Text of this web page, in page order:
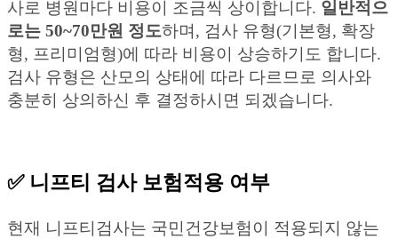
사로 병원마다 비용이 조금씩 상이합니다. 일반적으
로는 50~70만원 정도하며, 검사 유형(기본형, 확장
형, 프리미엄형)에 따라 비용이 상승하기도 합니다.
검사 유형은 산모의 상태에 따라 다르므로 의사와
충분히 상의하신 후 결정하시면 되겠습니다.
✅ 니프티 검사 보험적용 여부
현재 니프티검사는 국민건강보험이 적용되지 않는